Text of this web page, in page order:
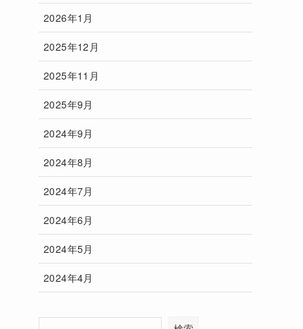
2026年1月
2025年12月
2025年11月
2025年9月
2024年9月
2024年8月
2024年7月
2024年6月
2024年5月
2024年4月